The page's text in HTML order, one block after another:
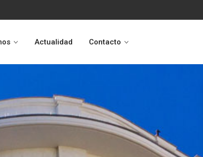
Actualidad Contacto